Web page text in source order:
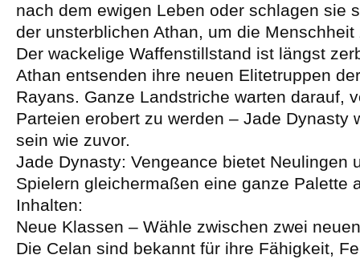
nach dem ewigen Leben oder schlagen sie
der unsterblichen Athan, um die
Der wackelige Waffenstillstand ist längst
Athan entsenden ihre neuen Elitetruppen
Rayans. Ganze Landstriche warten darauf,
Parteien erobert zu werden – Jade Dynasty
sein wie zuvor.
Jade Dynasty: Vengeance bietet Neulingen
Spielern gleichermaßen eine ganze Palette
Inhalten:
Neue Klassen – Wähle zwischen zwei
Die Celan sind bekannt für ihre Fähigkeit,